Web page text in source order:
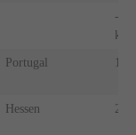
-60
kg
Portugal 1.
Hessen 2.